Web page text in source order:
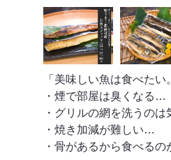
「美味しい魚は食べた
・煙で部屋は臭くなる…
・グリルの網を洗うのは
・焼き加減が難しい…
・骨があるから食べる